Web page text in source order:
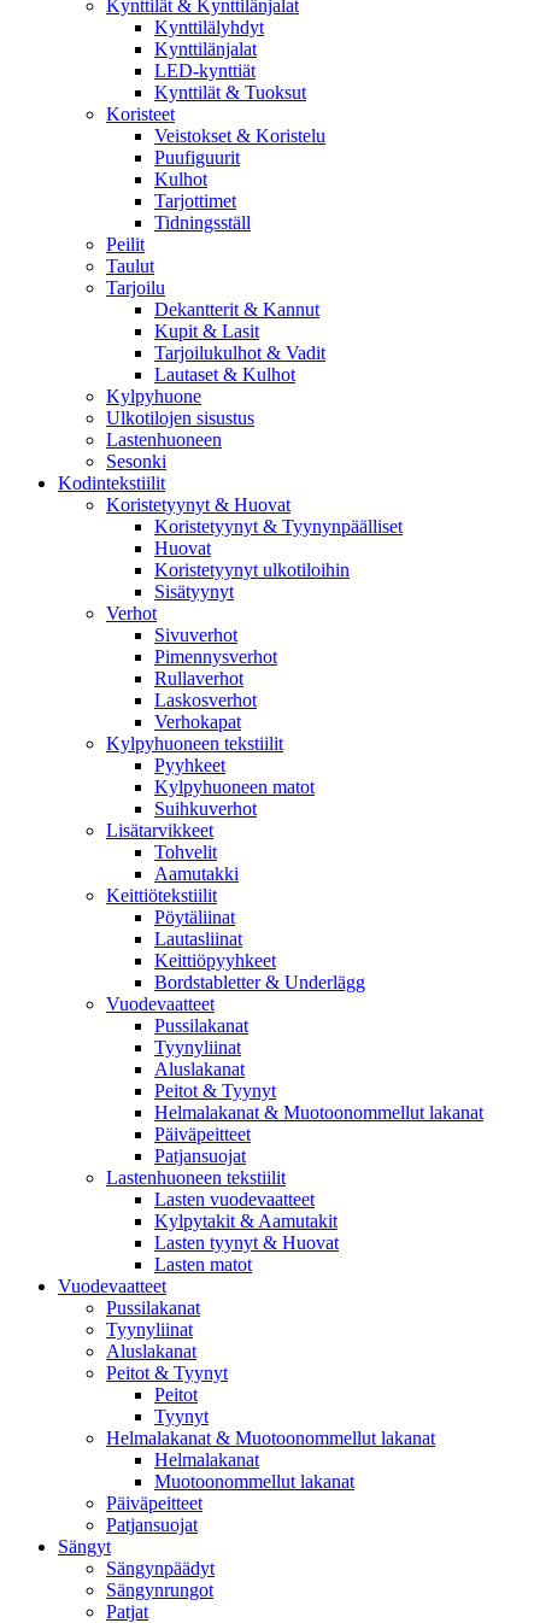
Kynttilät & Kynttilänjalat
Kynttilälyhdyt
Kynttilänjalat
LED-kynttiät
Kynttilät & Tuoksut
Koristeet
Veistokset & Koristelu
Puufiguurit
Kulhot
Tarjottimet
Tidningsställ
Peilit
Taulut
Tarjoilu
Dekantterit & Kannut
Kupit & Lasit
Tarjoilukulhot & Vadit
Lautaset & Kulhot
Kylpyhuone
Ulkotilojen sisustus
Lastenhuoneen
Sesonki
Kodintekstiilit
Koristetyynyt & Huovat
Koristetyynyt & Tyynynpäälliset
Huovat
Koristetyynyt ulkotiloihin
Sisätyynyt
Verhot
Sivuverhot
Pimennysverhot
Rullaverhot
Laskosverhot
Verhokapat
Kylpyhuoneen tekstiilit
Pyyhkeet
Kylpyhuoneen matot
Suihkuverhot
Lisätarvikkeet
Tohvelit
Aamutakki
Keittiötekstiilit
Pöytäliinat
Lautasliinat
Keittiöpyyhkeet
Bordstabletter & Underlägg
Vuodevaatteet
Pussilakanat
Tyynyliinat
Aluslakanat
Peitot & Tyynyt
Helmalakanat & Muotoonommellut lakanat
Päiväpeitteet
Patjansuojat
Lastenhuoneen tekstiilit
Lasten vuodevaatteet
Kylpytakit & Aamutakit
Lasten tyynyt & Huovat
Lasten matot
Vuodevaatteet
Pussilakanat
Tyynyliinat
Aluslakanat
Peitot & Tyynyt
Peitot
Tyynyt
Helmalakanat & Muotoonommellut lakanat
Helmalakanat
Muotoonommellut lakanat
Päiväpeitteet
Patjansuojat
Sängyt
Sängynpäädyt
Sängynrungot
Patjat